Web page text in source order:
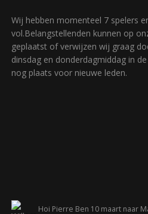
Wij hebben momenteel 7 spelers
vol.Belangstellenden kunnen op
geplaatst of verwijzen wij graag
dinsdag en donderdagmiddag in
nog plaats voor nieuwe leden.
Hoi Pierre Ben 10 maart naar